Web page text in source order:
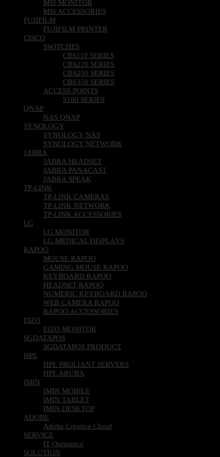
MSI MONITOR
MSI ACCESSORIES
FUJIFILM
FUJIFILM PRINTER
CISCO
SWITCHES
CBS110 SERIES
CBS220 SERIES
CBS250 SERIES
CBS350 SERIES
ACCESS POINTS
9100 SERIES
QNAP
NAS QNAP
SYNOLOGY
SYNOLOGY NAS
SYNOLOGY NETWORK
JABRA
JABRA HEADSET
JABRA PANACAST
JABRA SPEAK
TP-LINK
TP-LINK CAMERAS
TP-LINK NETWORK
TP-LINK ACCESSORIES
LG
LG MONITOR
LG MEDICAL DISPLAYS
RAPOO
MOUSE RAPOO
GAMING MOUSE RAPOO
KEYBOARD RAPOO
HEADSET RAPOO
NUMERIC KEYBOARD RAPOO
WEB CAMERA RAPOO
RAPOO ACCESSORIES
EIZO
EIZO MONITOR
SGDATAPOS
SGDATAPOS PRODUCT
HPE
HPE PROLIANT SERVERS
HPE ARUBA
IMIN
IMIN MOBILE
IMIN TABLET
IMIN DESKTOP
ADOBE
Adobe Creative Cloud
SERVICE
IT Outsource
SOLUTION